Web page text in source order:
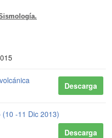
Descarga
-11 Dic 2013)
Descarga